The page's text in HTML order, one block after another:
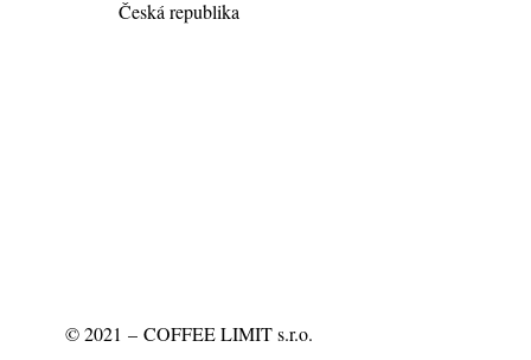
Česká republika
©2021 – COFFEE LIMIT s.r.o.